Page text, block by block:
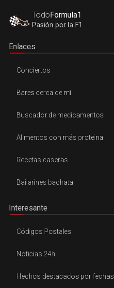
Todo Formula1
Pasión por la F1
Enlaces
Conciertos
Bares cerca de mí
Buscador de medicamentos
Alimentos con más proteina
Recetas caseras
Bailarines bachata
Interesante
Códigos Postales
Noticias 24h
Hechos destacados por fechas